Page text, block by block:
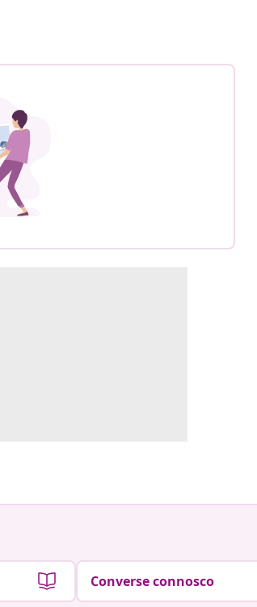
Converse connosco